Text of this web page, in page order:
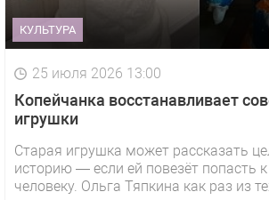
КУЛЬТУРА
25 июля 2026 13:00
Копейчанка восстанавливает
игрушки
Старая игрушка может рассказать
историю — если ей повезёт попасть
человеку. Ольга Тяпкина как раз из